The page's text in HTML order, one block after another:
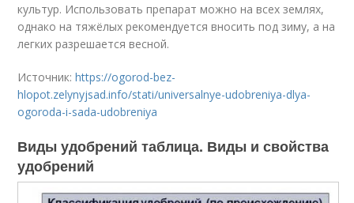
культур. Использовать препарат можно на всех землях,
однако на тяжёлых рекомендуется вносить под зиму, а на
легких разрешается весной.
Источник:https://ogorod-bez-
hlopot.zelynyjsad.info/stati/universalnye-udobreniya-dlya-
ogoroda-i-sada-udobreniya
Виды удобрений таблица. Виды и свойства
удобрений